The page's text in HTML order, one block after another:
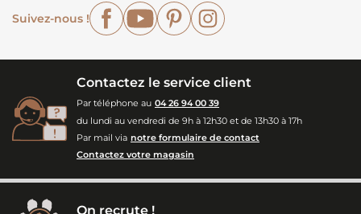
Suivez-nous !
FacebookYouTubePinterest
Contactez le service client
Par téléphone au 04 26 94 00 39
du lundi au vendredi de 9h à 12h30 et de 13h30 à 17h
Par mail via notre formulaire de contact
Contactez votre magasin
On recrute !